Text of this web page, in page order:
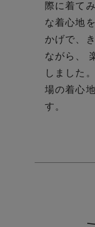
際に着て
な着心地
かげで、
ながら、
しました。
場の着心
す。